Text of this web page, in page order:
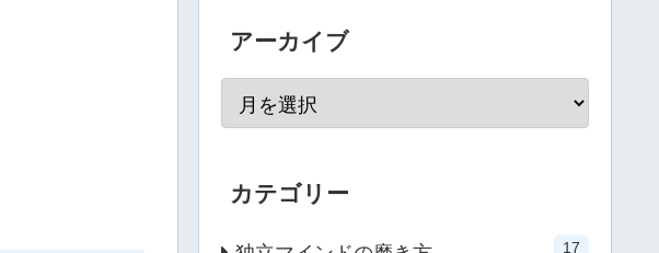
アーカイブ
カテゴリー
17